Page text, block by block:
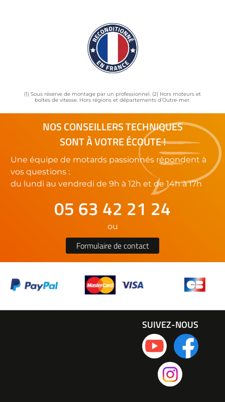
(1) Sous réserve de montage par un professionnel. (2) Hors moteurs et
boîtes de vitesse. Hors régions et départements d’Outre-mer.
NOS CONSEILLERS TECHNIQUES
SONT À VOTRE ÉCOUTE !
Une équipe de motards passionnés répondent à
vos questions :
du lundi au vendredi de 9h à 12h et de 14h à 17h
05 63 42 21 24
ou
Formulaire de contact
SUIVEZ-NOUS